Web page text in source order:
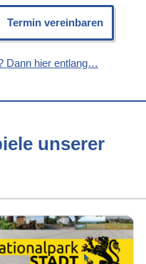
Termin vereinbaren
Dann hier entlang…
unserer